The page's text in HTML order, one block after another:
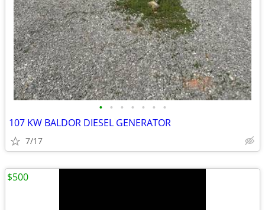
• • • • • • •
107 KW BALDOR DIESEL GENERATOR
7/17
$500